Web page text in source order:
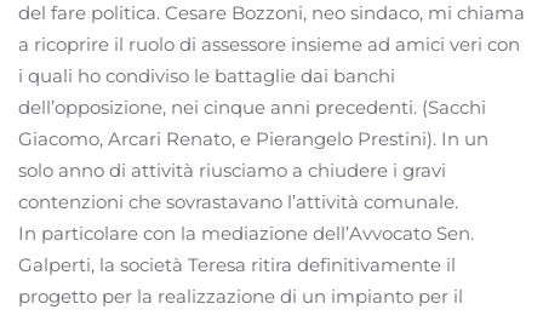
del fare politica. Cesare Bozzoni, neo sindaco, mi chiama
a ricoprire il ruolo di assessore insieme ad amici veri con
i quali ho condiviso le battaglie dai banchi
dell’opposizione, nei cinque anni precedenti. (Sacchi
Giacomo, Arcari Renato, e Pierangelo Prestini). In un
solo anno di attività riusciamo a chiudere i gravi
contenzioni che sovrastavano l’attività comunale.
In particolare con la mediazione dell’Avvocato Sen.
Galperti, la società Teresa ritira definitivamente il
progetto per la realizzazione di un impianto per il